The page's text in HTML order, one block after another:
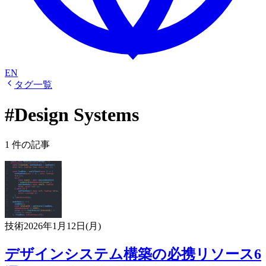
EN
タグ一覧
#Design Systems
1 件の記事
技術2026年1月12日(月)
デザインシステム構築の必携リソース6